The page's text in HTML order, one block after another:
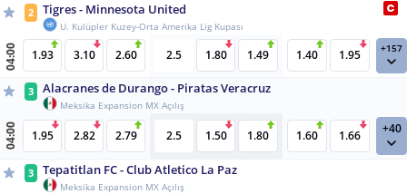
2 Tigres - Minnesota United
U. Kulüpler Kuzey-Orta Amerika Lig Kupası
04:00 1.93 3.10 2.60 2.5 1.80 1.49 1.40 1.95 +157
3 Alacranes de Durango - Piratas Veracruz
Meksika Expansion MX Açılış
04:00 1.95 2.82 2.79 2.5 1.50 1.80 1.60 1.66 +40
3 Tepatitlan FC - Club Atletico La Paz
Meksika Expansion MX Açılış